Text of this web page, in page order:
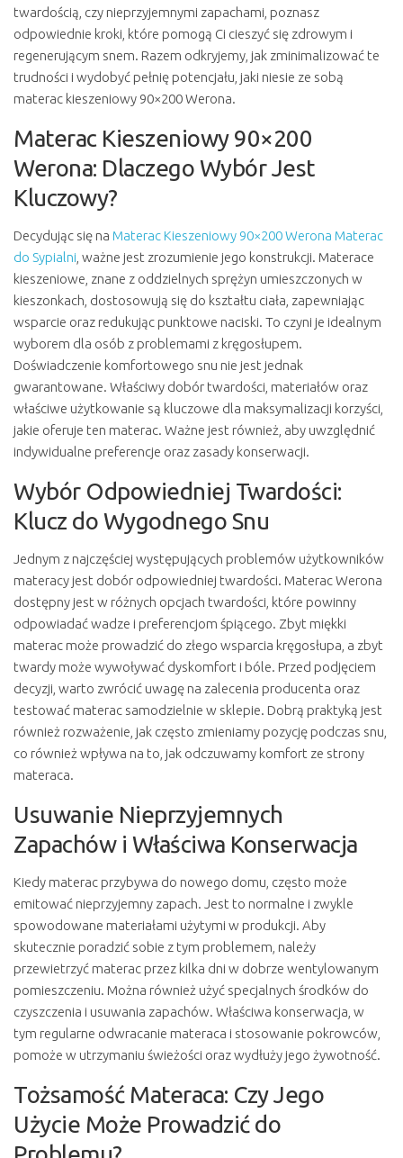
twardością, czy nieprzyjemnymi zapachami, poznasz
odpowiednie kroki, które pomogą Ci cieszyć się zdrowym i
regenerującym snem. Razem odkryjemy, jak zminimalizować te
trudności i wydobyć pełnię potencjału, jaki niesie ze sobą
materac kieszeniowy 90×200 Werona.
Materac Kieszeniowy 90×200
Werona: Dlaczego Wybór Jest
Kluczowy?
Decydując się na Materac Kieszeniowy 90×200 Werona Materac
do Sypialni , ważne jest zrozumienie jego konstrukcji. Materace
kieszeniowe, znane z oddzielnych sprężyn umieszczonych w
kieszonkach, dostosowują się do kształtu ciała, zapewniając
wsparcie oraz redukując punktowe naciski. To czyni je idealnym
wyborem dla osób z problemami z kręgosłupem.
Doświadczenie komfortowego snu nie jest jednak
gwarantowane. Właściwy dobór twardości, materiałów oraz
właściwe użytkowanie są kluczowe dla maksymalizacji korzyści,
jakie oferuje ten materac. Ważne jest również, aby uwzględnić
indywidualne preferencje oraz zasady konserwacji.
Wybór Odpowiedniej Twardości:
Klucz do Wygodnego Snu
Jednym z najczęściej występujących problemów użytkowników
materacy jest dobór odpowiedniej twardości. Materac Werona
dostępny jest w różnych opcjach twardości, które powinny
odpowiadać wadze i preferencjom śpiącego. Zbyt miękki
materac może prowadzić do złego wsparcia kręgosłupa, a zbyt
twardy może wywoływać dyskomfort i bóle. Przed podjęciem
decyzji, warto zwrócić uwagę na zalecenia producenta oraz
testować materac samodzielnie w sklepie. Dobrą praktyką jest
również rozważenie, jak często zmieniamy pozycję podczas snu,
co również wpływa na to, jak odczuwamy komfort ze strony
materaca.
Usuwanie Nieprzyjemnych
Zapachów i Właściwa Konserwacja
Kiedy materac przybywa do nowego domu, często może
emitować nieprzyjemny zapach. Jest to normalne i zwykle
spowodowane materiałami użytymi w produkcji. Aby
skutecznie poradzić sobie z tym problemem, należy
przewietrzyć materac przez kilka dni w dobrze wentylowanym
pomieszczeniu. Można również użyć specjalnych środków do
czyszczenia i usuwania zapachów. Właściwa konserwacja, w
tym regularne odwracanie materaca i stosowanie pokrowców,
pomoże w utrzymaniu świeżości oraz wydłuży jego żywotność.
Tożsamość Materaca: Czy Jego
Użycie Może Prowadzić do